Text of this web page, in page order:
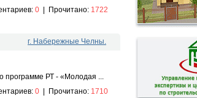
0 Прочитано: 1722
г. Набережные Челны.
программе РТ - «Молодая ...
0 Прочитано: 1710